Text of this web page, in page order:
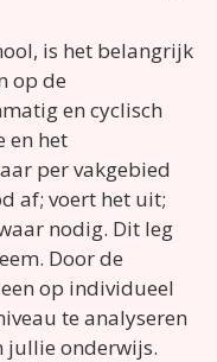
is het belangrijk
op de
en cyclisch
en het
per vakgebied
af; voert het uit;
nodig. Dit leg
Door de
op individueel
te analyseren
jullie onderwijs.